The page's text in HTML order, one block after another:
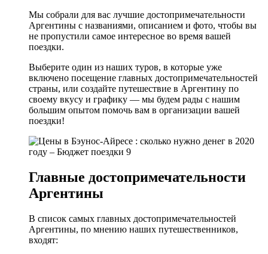
Мы собрали для вас лучшие достопримечательности
Аргентины с названиями, описанием и фото, чтобы вы
не пропустили самое интересное во время вашей
поездки.
Выберите один из наших туров, в которые уже
включено посещение главных достопримечательностей
страны, или создайте путешествие в Аргентину по
своему вкусу и графику — мы будем рады с нашим
большим опытом помочь вам в организации вашей
поездки!
Главные достопримечательности
Аргентины
В список самых главных достопримечательностей
Аргентины, по мнению наших путешественников,
входят: